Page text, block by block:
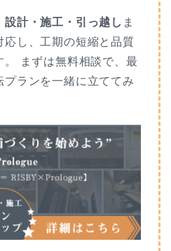
設計・施工・引っ越し ま
応し、工期の短縮と品質
まずは無料相談で、最
ランを一緒に立ててみ